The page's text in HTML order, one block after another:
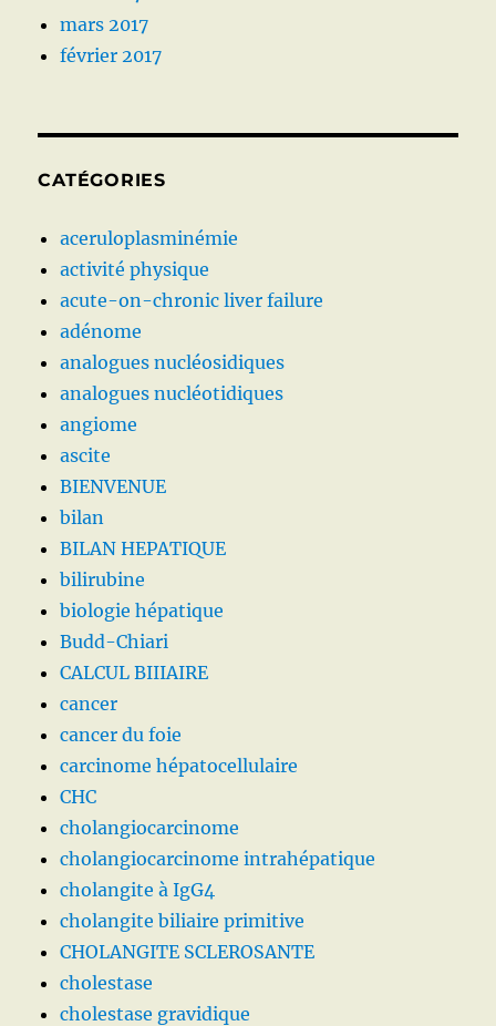
mars 2017
février 2017
CATÉGORIES
aceruloplasminémie
activité physique
acute-on-chronic liver failure
adénome
analogues nucléosidiques
analogues nucléotidiques
angiome
ascite
BIENVENUE
bilan
BILAN HEPATIQUE
bilirubine
biologie hépatique
Budd-Chiari
CALCUL BIIIAIRE
cancer
cancer du foie
carcinome hépatocellulaire
CHC
cholangiocarcinome
cholangiocarcinome intrahépatique
cholangite à IgG4
cholangite biliaire primitive
CHOLANGITE SCLEROSANTE
cholestase
cholestase gravidique